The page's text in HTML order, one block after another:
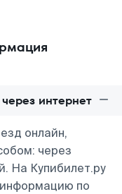
интернет
онлайн,
через
На Купибилет.ру
по